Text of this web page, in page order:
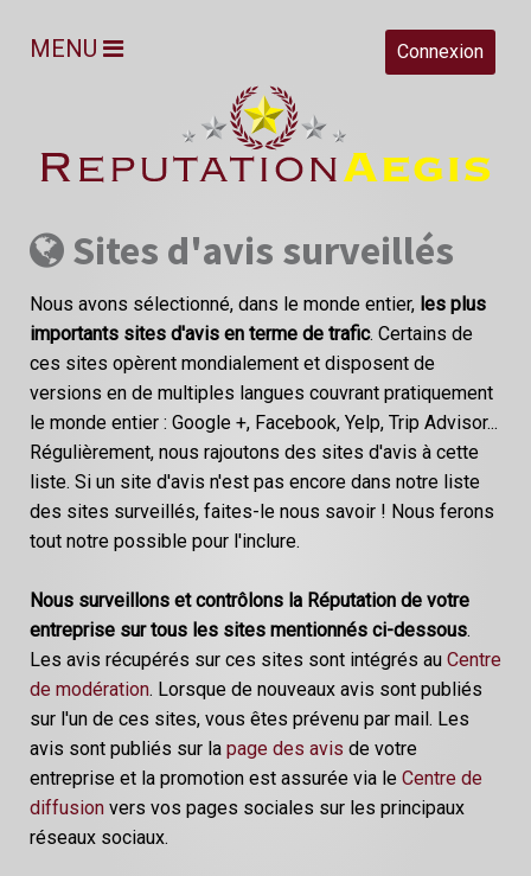
Connexion
MENU
Sites d'avis surveillés
Nous avons sélectionné, dans le monde entier, les plus
importants sites d'avis en terme de trafic. Certains de
ces sites opèrent mondialement et disposent de
versions en de multiples langues couvrant pratiquement
le monde entier : Google +, Facebook, Yelp, Trip Advisor...
Régulièrement, nous rajoutons des sites d'avis à cette
liste. Si un site d'avis n'est pas encore dans notre liste
des sites surveillés, faites-le nous savoir ! Nous ferons
tout notre possible pour l'inclure.
Nous surveillons et contrôlons la Réputation de votre
entreprise sur tous les sites mentionnés ci-dessous.
Les avis récupérés sur ces sites sont intégrés au Centre
de modération. Lorsque de nouveaux avis sont publiés
sur l'un de ces sites, vous êtes prévenu par mail. Les
avis sont publiés sur la page des avis de votre
entreprise et la promotion est assurée via le Centre de
diffusion vers vos pages sociales sur les principaux
réseaux sociaux.